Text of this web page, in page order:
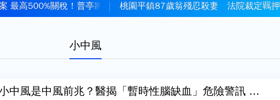
最高500%關稅！普亭將列制裁對象桃園平鎮87歲翁殘忍殺妻 法院裁定羈押
小中風
中風是中風前兆？醫揭「暫時性腦缺血」危險警訊 ...